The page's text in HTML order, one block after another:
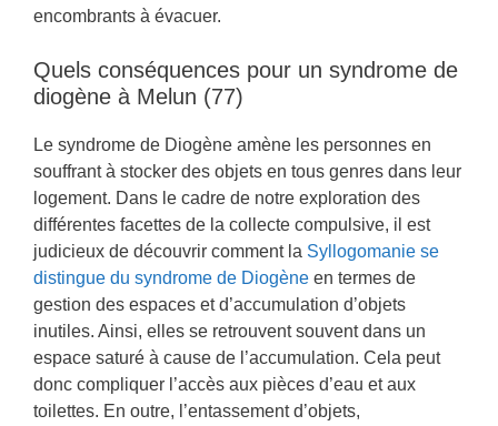
encombrants à évacuer.
Quels conséquences pour un syndrome de
diogène à Melun (77)
Le syndrome de Diogène amène les personnes en
souffrant à stocker des objets en tous genres dans leur
logement. Dans le cadre de notre exploration des
différentes facettes de la collecte compulsive, il est
judicieux de découvrir comment la Syllogomanie se
distingue du syndrome de Diogène en termes de
gestion des espaces et d’accumulation d’objets
inutiles. Ainsi, elles se retrouvent souvent dans un
espace saturé à cause de l’accumulation. Cela peut
donc compliquer l’accès aux pièces d’eau et aux
toilettes. En outre, l’entassement d’objets,